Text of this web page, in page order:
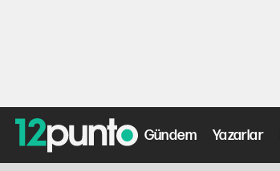
Gündem Yazarlar
Anasayfa>Yaşam Haberleri>